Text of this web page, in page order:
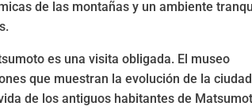
de las montañas y un ambiente
es una visita obligada. El museo
que muestran la evolución de la
de los antiguos habitantes de